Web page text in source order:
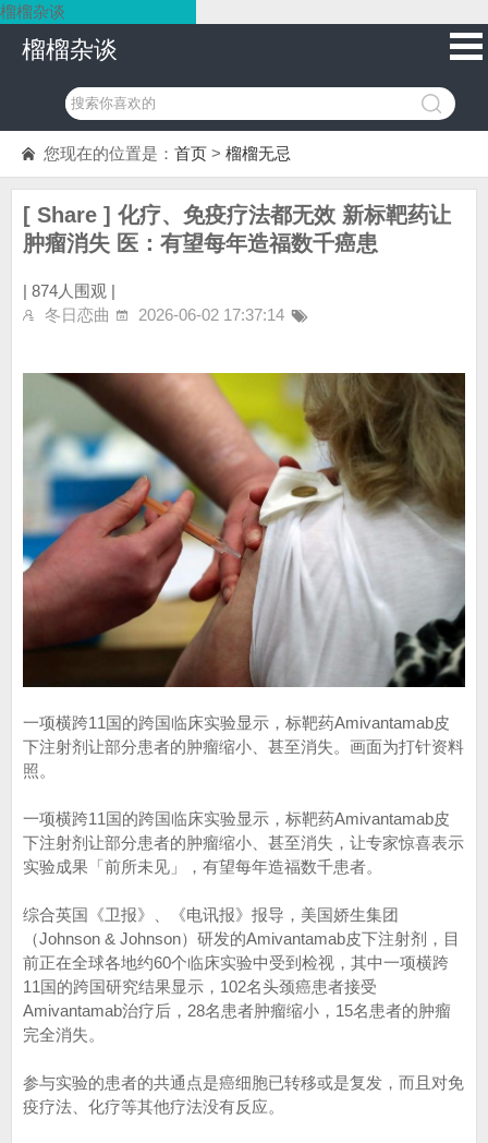
榴榴杂谈
榴榴杂谈
您现在的位置是： 首页 > 榴榴无忌
[ Share ] 化疗、免疫疗法都无效 新标靶药让
肿瘤消失 医：有望每年造福数千癌患
| 874人围观 |
冬日恋曲
2026-06-02 17:37:14
一项横跨11国的跨国临床实验显示，标靶药Amivantamab皮
下注射剂让部分患者的肿瘤缩小、甚至消失。画面为打针资料
照。
一项横跨11国的跨国临床实验显示，标靶药Amivantamab皮
下注射剂让部分患者的肿瘤缩小、甚至消失，让专家惊喜表示
实验成果「前所未见」，有望每年造福数千患者。
综合英国《卫报》、《电讯报》报导，美国娇生集团
（Johnson & Johnson）研发的Amivantamab皮下注射剂，目
前正在全球各地约60个临床实验中受到检视，其中一项横跨
11国的跨国研究结果显示，102名头颈癌患者接受
Amivantamab治疗后，28名患者肿瘤缩小，15名患者的肿瘤
完全消失。
参与实验的患者的共通点是癌细胞已转移或是复发，而且对免
疫疗法、化疗等其他疗法没有反应。